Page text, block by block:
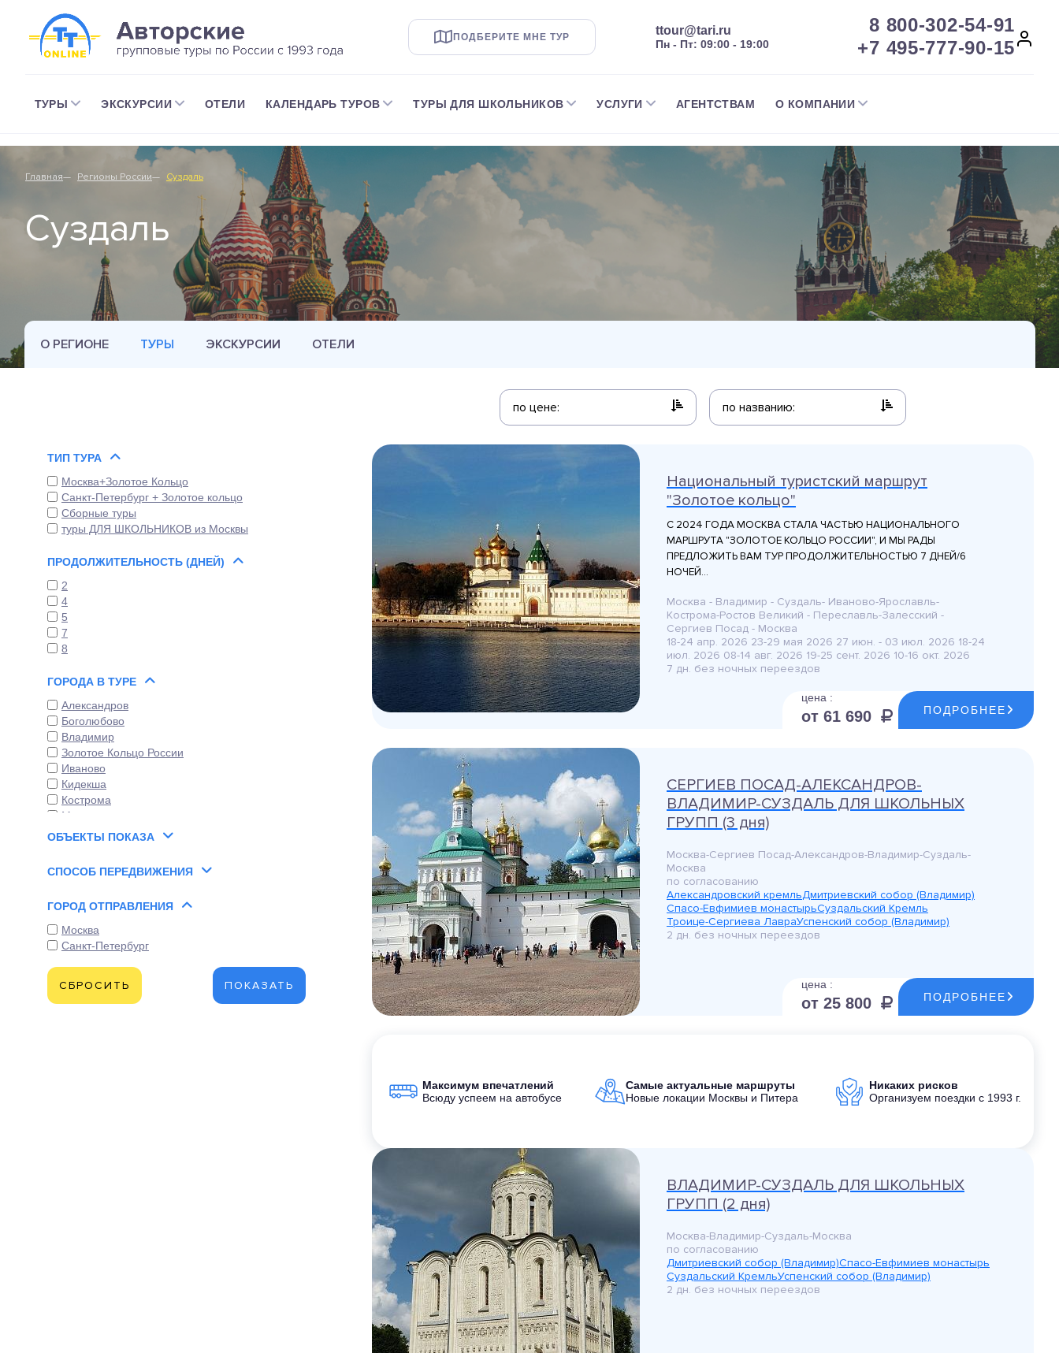
ПОДБЕРИТЕ МНЕ ТУР ttour@tari.ru
Пн - Пт: 09:00 - 19:00
8 800-302-54-91
+7 495-777-90-15
ТУРЫ ЭКСКУРСИИ ОТЕЛИ КАЛЕНДАРЬ ТУРОВ ТУРЫ ДЛЯ ШКОЛЬНИКОВ УСЛУГИ АГЕНТСТВАМ О КОМПАНИИ
Главная Регионы России Суздаль
Суздаль
О РЕГИОНЕ ТУРЫ ЭКСКУРСИИ ОТЕЛИ
ТИП ТУРА
Москва+Золотое Кольцо
Санкт-Петербург + Золотое кольцо
Сборные туры
туры ДЛЯ ШКОЛЬНИКОВ из Москвы
ПРОДОЛЖИТЕЛЬНОСТЬ (ДНЕЙ)
2
4
5
7
8
ГОРОДА В ТУРЕ
Александров
Боголюбово
Владимир
Золотое Кольцо России
Иваново
Кидекша
Кострома
Москва
Переславль-Залесский
Сергиев Посад
Тверь
Ярославль
ОБЪЕКТЫ ПОКАЗА
СПОСОБ ПЕРЕДВИЖЕНИЯ
ГОРОД ОТПРАВЛЕНИЯ
Москва
Санкт-Петербург
СБРОСИТЬ ПОКАЗАТЬ
по цене: по названию:
Национальный туристский маршрут
"Золотое кольцо"
С 2024 ГОДА МОСКВА СТАЛА ЧАСТЬЮ НАЦИОНАЛЬНОГО
МАРШРУТА "ЗОЛОТОЕ КОЛЬЦО РОССИИ", И МЫ РАДЫ
ПРЕДЛОЖИТЬ ВАМ ТУР ПРОДОЛЖИТЕЛЬНОСТЬЮ 7 ДНЕЙ/6
НОЧЕЙ...
Москва - Владимир - Суздаль- Иваново-Ярославль-
Кострома-Ростов Великий - Переславль-Залесский -
Сергиев Посад - Москва
18-24 апр. 2026 23-29 мая 2026 27 июн. - 03 июл. 2026 18-24
июл. 2026 08-14 авг. 2026 19-25 сент. 2026 10-16 окт. 2026
7 дн. без ночных переездов
цена :
от 61 690 ПОДРОБНЕЕ
СЕРГИЕВ ПОСАД-АЛЕКСАНДРОВ-
ВЛАДИМИР-СУЗДАЛЬ ДЛЯ ШКОЛЬНЫХ
ГРУПП (3 дня)
Москва-Сергиев Посад-Александров-Владимир-Суздаль-
Москва
по согласованию
Александровский кремльДмитриевский собор (Владимир)
Спасо-Евфимиев монастырьСуздальский Кремль
Троице-Сергиева ЛавраУспенский собор (Владимир)
2 дн. без ночных переездов
цена :
от 25 800 ПОДРОБНЕЕ
Максимум впечатлений
Всюду успеем на автобусе
Самые актуальные маршруты
Новые локации Москвы и Питера
Никаких рисков
Организуем поездки с 1993 г.
ВЛАДИМИР-СУЗДАЛЬ ДЛЯ ШКОЛЬНЫХ
ГРУПП (2 дня)
Москва-Владимир-Суздаль-Москва
по согласованию
Дмитриевский собор (Владимир)Спасо-Евфимиев монастырь
Суздальский КремльУспенский собор (Владимир)
2 дн. без ночных переездов